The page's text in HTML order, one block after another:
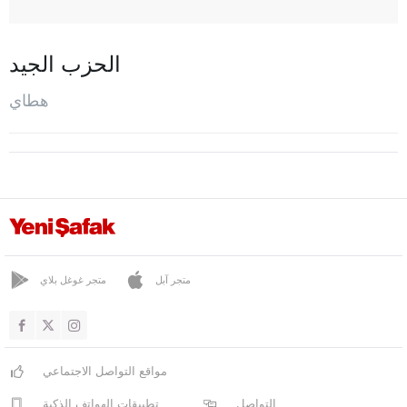
أرزين
ريحانية
صمنداغ
إيسبارتا
قهرمان ماراش
الحزب الجيد
هطاي
متجر غوغل بلاي متجر آبل
مواقع التواصل الاجتماعي
تطبيقات الهواتف الذكية التواصل